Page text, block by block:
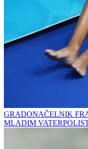
GRADONAČELNIK
MLADIM